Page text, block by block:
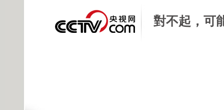
對不起，可